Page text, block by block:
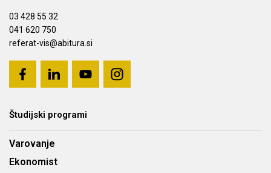
03 428 55 32
041 620 750
referat-vis@abitura.si
Študijski programi
Varovanje
Ekonomist